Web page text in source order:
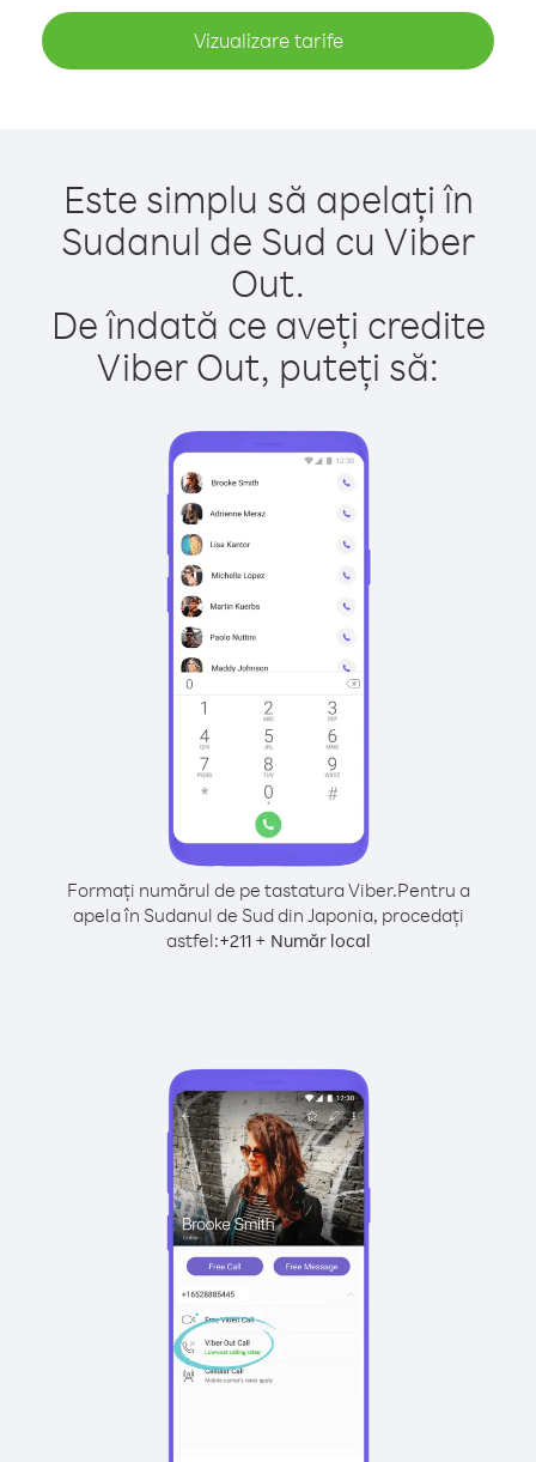
Vizualizare tarife
Este simplu să apelați în
Sudanul de Sud cu Viber
Out.
De îndată ce aveți credite
Viber Out, puteți să:
Formați numărul de pe tastatura Viber.Pentru a
apela în Sudanul de Sud din Japonia, procedați
astfel:+211+ Număr local